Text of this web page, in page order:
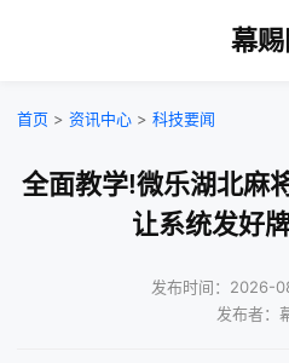
幕赐
首页 > 资讯中心 > 科技要闻
全面教学!微乐湖北麻
让系统发好
发布时间：2026-
发布者：